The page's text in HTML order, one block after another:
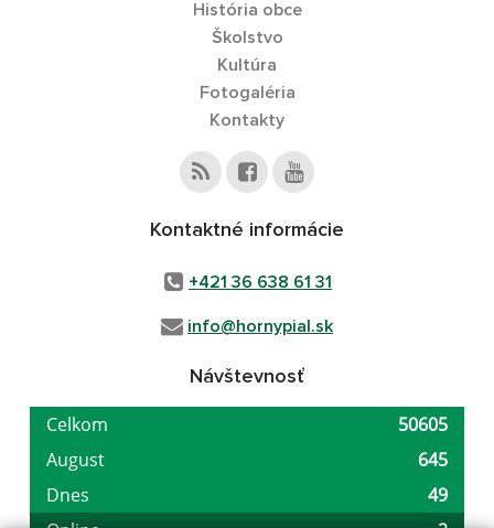
História obce
Školstvo
Kultúra
Fotogaléria
Kontakty
Kontaktné informácie
+421 36 638 61 31
info@hornypial.sk
Návštevnosť